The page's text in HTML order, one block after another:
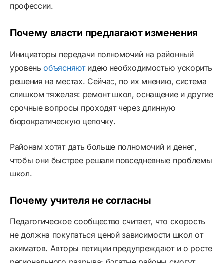
профессии.
Почему власти предлагают изменения
Инициаторы передачи полномочий на районный
уровеньобъясняютидею необходимостью ускорить
решения на местах. Сейчас, по их мнению, система
слишком тяжелая: ремонт школ, оснащение и другие
срочные вопросы проходят через длинную
бюрократическую цепочку.
Районам хотят дать больше полномочий и денег,
чтобы они быстрее решали повседневные проблемы
школ.
Почему учителя не согласны
Педагогическое сообщество считает, что скорость
не должна покупаться ценой зависимости школ от
акиматов. Авторы петиции предупреждают и о росте